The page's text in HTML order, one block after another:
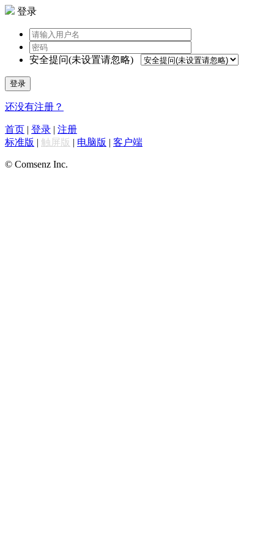
登录
安全提问(未设置请忽略)
登录
还没有注册？
首页 | 登录 | 注册
标准版 | 触屏版 | 电脑版 | 客户端
© Comsenz Inc.